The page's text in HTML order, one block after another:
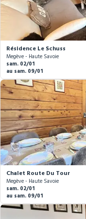
Résidence Le Schuss
Megève - Haute Savoie
sam. 02/01
au sam. 09/01
Chalet Route Du Tour
Megève - Haute Savoie
sam. 02/01
au sam. 09/01